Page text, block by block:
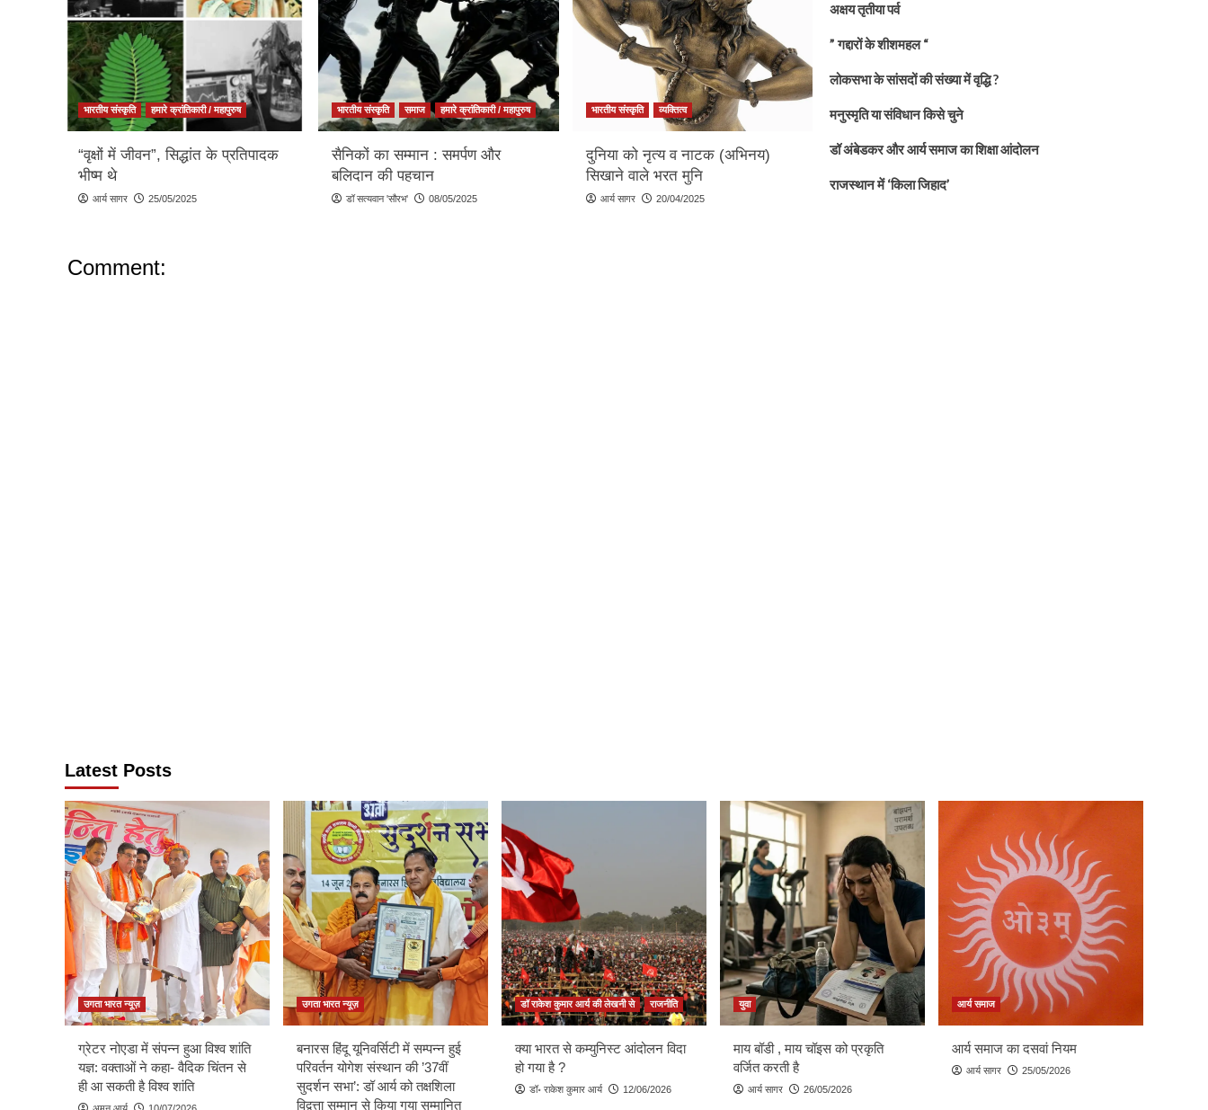
भारतीय संस्कृति हमारे क्रांतिकारी / महापुरुष
“वृक्षों में जीवन”, सिद्धांत के प्रतिपादक
भीष्म थे
आर्य सागर 25/05/2025
भारतीय संस्कृति समाज हमारे क्रांतिकारी / महापुरुष
सैनिकों का सम्मान : समर्पण और
बलिदान की पहचान
डॉ सत्यवान 'सौरभ' 08/05/2025
भारतीय संस्कृति व्यक्तित्व
दुनिया को नृत्य व नाटक (अभिनय)
सिखाने वाले भरत मुनि
आर्य सागर 20/04/2025
Comment:
अक्षय तृतीया पर्व
” गद्दारों के शीशमहल “
लोकसभा के सांसदों की संख्या में वृद्धि ?
मनुस्मृति या संविधान किसे चुने
डॉ अंबेडकर और आर्य समाज का शिक्षा आंदोलन
राजस्थान में ‘किला जिहाद’
Latest Posts
उगता भारत न्यूज़
ग्रेटर नोएडा में संपन्न हुआ विश्व शांति
यज्ञ: वक्ताओं ने कहा- वैदिक चिंतन से
ही आ सकती है विश्व शांति
उगता भारत न्यूज़
बनारस हिंदू यूनिवर्सिटी में सम्पन्न हुई
परिवर्तन योगेश संस्थान की ’37वीं
सुदर्शन सभा’: डॉ आर्य को तक्षशिला
विद्वत्ता सम्मान से किया गया सम्मानित
डॉ राकेश कुमार आर्य की लेखनी से राजनीति
क्या भारत से कम्युनिस्ट आंदोलन विदा
हो गया है ?
डॉ॰ राकेश कुमार आर्य 12/06/2026
युवा
माय बॉडी , माय चॉइस को प्रकृति
वर्जित करती है
आर्य सागर 26/05/2026
आर्य समाज
आर्य समाज का दसवां नियम
आर्य सागर 25/05/2026